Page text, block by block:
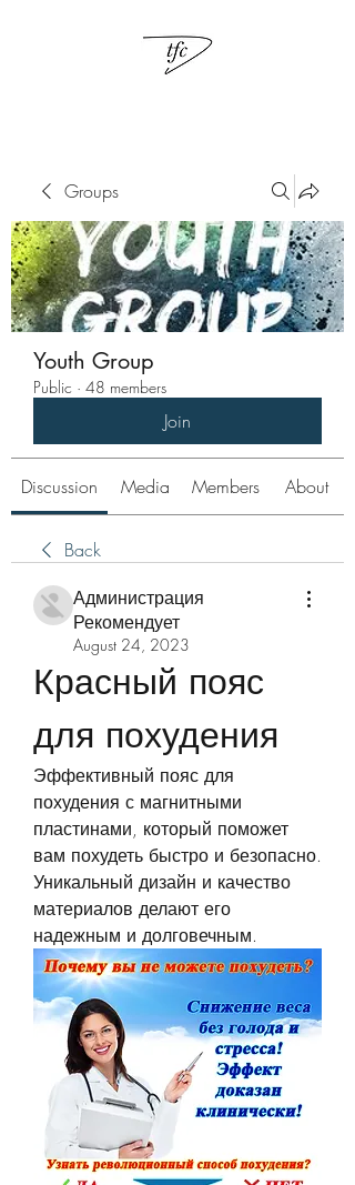
Groups
Youth Group
Public · 48 members
Join
Discussion Media Members About
Back
Администрация
Рекомендует
August 24, 2023
Красный пояс
для похудения
Эффективный пояс для
похудения с магнитными
пластинами, который поможет
вам похудеть быстро и безопасно.
Уникальный дизайн и качество
материалов делают его
надежным и долговечным.